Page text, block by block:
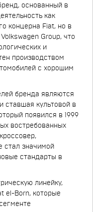
основанный в
как
концерна Fiat, но в
Group, что
и
производством
с хорошим
бренда являются
ставшая культовой в
появился в 1999
востребованных
стал значимой
стандарты в
линейку,
el-Born, которые